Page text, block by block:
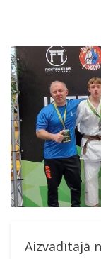
Aizvadītajā